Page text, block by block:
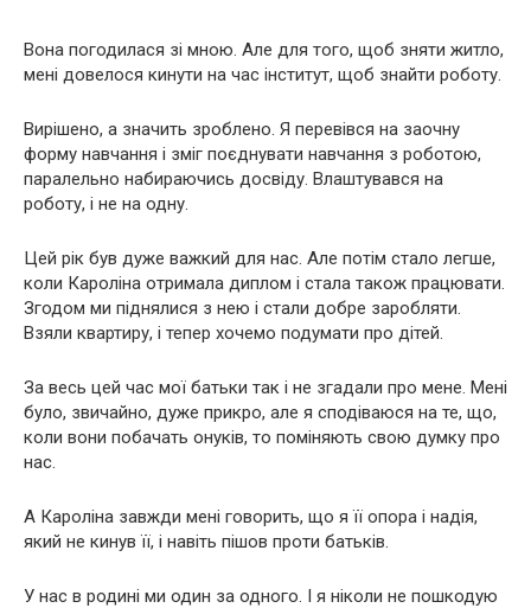
Вона погодилася зі мною. Але для того, щоб зняти житло,
мені довелося кинути на час інститут, щоб знайти роботу.
Вирішено, а значить зроблено. Я перевівся на заочну
форму навчання і зміг поєднувати навчання з роботою,
паралельно набираючись досвіду. Влаштувався на
роботу, і не на одну.
Цей рік був дуже важкий для нас. Але потім стало легше,
коли Кароліна отримала диплом і стала також працювати.
Згодом ми піднялися з нею і стали добре заробляти.
Взяли квартиру, і тепер хочемо подумати про дітей.
За весь цей час мої батьки так і не згадали про мене. Мені
було, звичайно, дуже прикро, але я сподіваюся на те, що,
коли вони побачать онуків, то поміняють свою думку про
нас.
А Кароліна завжди мені говорить, що я її опора і надія,
який не кинув її, і навіть пішов проти батьків.
У нас в родині ми один за одного. І я ніколи не пошкодую